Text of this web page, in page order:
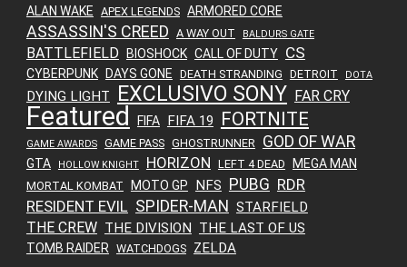
ALAN WAKE APEX LEGENDS ARMORED CORE
ASSASSIN'S CREED A WAY OUT BALDURS GATE
BATTLEFIELD BIOSHOCK CALL OF DUTY CS
CYBERPUNK DAYS GONE DEATH STRANDING DETROIT DOTA
DYING LIGHT EXCLUSIVO SONY FAR CRY
Featured FIFA FIFA 19 FORTNITE
GAME AWARDS GAME PASS GHOSTRUNNER GOD OF WAR
GTA HOLLOW KNIGHT HORIZON LEFT 4 DEAD MEGA MAN
MORTAL KOMBAT MOTO GP NFS PUBG RDR
RESIDENT EVIL SPIDER-MAN STARFIELD
THE CREW THE DIVISION THE LAST OF US
TOMB RAIDER WATCHDOGS ZELDA